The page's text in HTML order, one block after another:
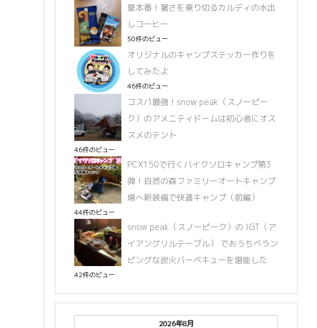
夏本番！暑さを乗り切るカルディの水出
しコーヒー
50件のビュー
オリジナルのキャンプステッカー作りを
してみたよ
46件のビュー
コスパ最強！snow peak（スノーピー
ク）のアメニティドームは初心者にオス
スメのテント
46件のビュー
PCX150で行くバイクソロキャンプ第3
弾！自然の森ファミリーオートキャンプ
場へ新装備で快適キャンプ（前編）
44件のビュー
snow peak（スノーピーク）の IGT（ア
イアングリルテーブル） でおうちベラン
ピングな炭火バーベキューを堪能した
42件のビュー
2026年8月